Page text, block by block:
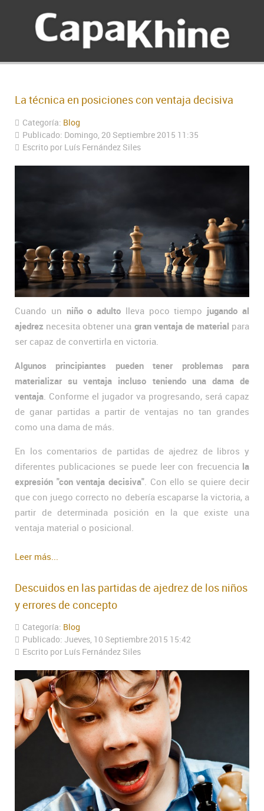
La técnica en posiciones con ventaja decisiva
Categoría: Blog
Publicado: Domingo, 20 Septiembre 2015 11:35
Escrito por Luís Fernández Siles
Cuando un niño o adulto lleva poco tiempo jugando al
ajedrez necesita obtener una gran ventaja de material para
ser capaz de convertirla en victoria.
Algunos principiantes pueden tener problemas para
materializar su ventaja incluso teniendo una dama de
ventaja. Conforme el jugador va progresando, será capaz
de ganar partidas a partir de ventajas no tan grandes
como una dama de más.
En los comentarios de partidas de ajedrez de libros y
diferentes publicaciones se puede leer con frecuenciala
expresión "con ventaja decisiva". Con ello se quiere decir
que con juego correcto no debería escaparse la victoria, a
partir de determinada posición en la que existe una
ventaja material o posicional.
Leer más...
Descuidos en las partidas de ajedrez de los niños
y errores de concepto
Categoría: Blog
Publicado: Jueves, 10 Septiembre 2015 15:42
Escrito por Luís Fernández Siles